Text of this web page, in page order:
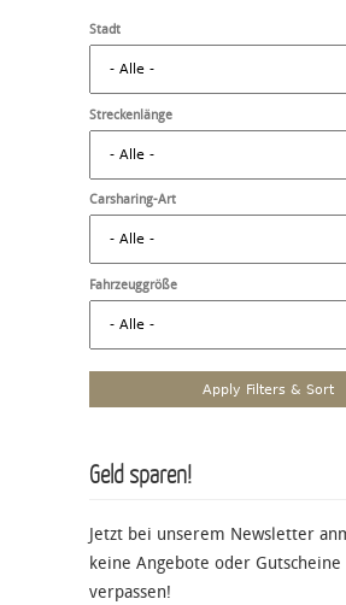
Stadt
Streckenlänge
Carsharing-Art
Fahrzeuggröße
Geld sparen!
Jetzt bei unserem Newsletter
keine Angebote oder
verpassen!